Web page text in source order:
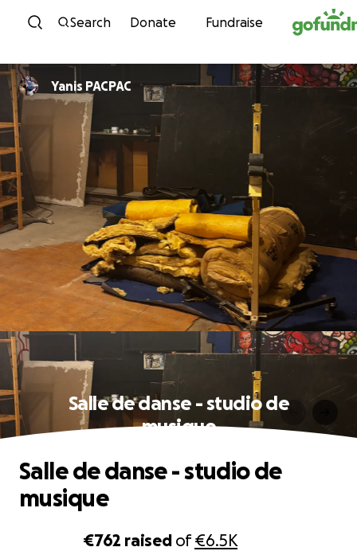
Skip to content
Search Donate Fundraise
Yanis PACPAC
Salle de danse - studio de
musique
€762 raised of€6.5K
Salle de danse - studio de
musique